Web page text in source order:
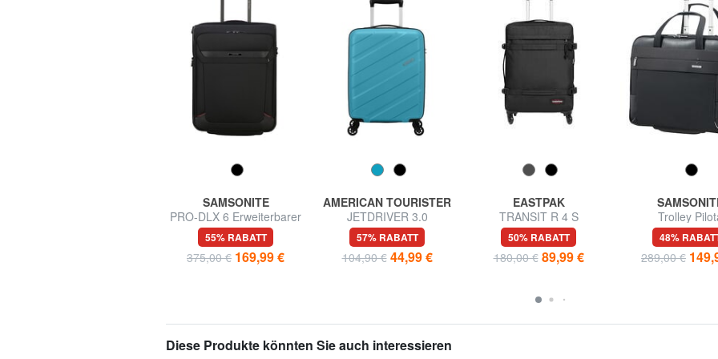
SAMSONITE
PRO-DLX 6 Erweiterbarer
Handgepäcktrolley
55% RABATT
375,00 € 169,99 €
AMERICAN TOURISTER
JETDRIVER 3.0
Handgepäcktrolley
57% RABATT
104,90 € 44,99 €
EASTPAK
TRANSIT R 4 S
Handgepäckwagen
50% RABATT
180,00 € 89,99 €
Trolley
SPECTROLITE
"PC-
48%
289,00 €
Diese Produkte könnten Sie auch interessieren